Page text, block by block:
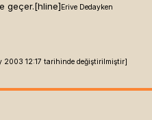
geçer.[hline] Erive Dedayken
2003 12:17 tarihinde değiştirilmiştir]